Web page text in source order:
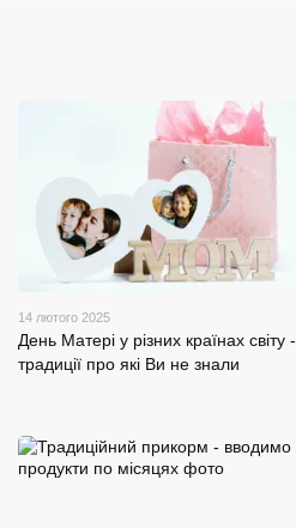
14 лютого 2025
День Матері у різних країнах світу -
традиції про які Ви не знали